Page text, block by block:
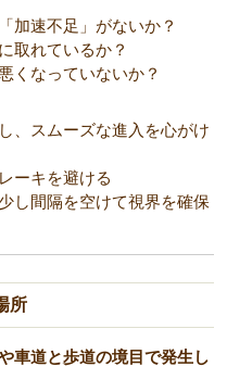
加速不足」がないか？
取れているか？
くなっていないか？
、スムーズな進入を心がけ
ーキを避ける
し間隔を空けて視界を確保
所
車道と歩道の境目で発生し